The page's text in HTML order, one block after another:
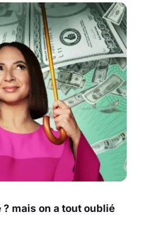
mais on a tout oublié